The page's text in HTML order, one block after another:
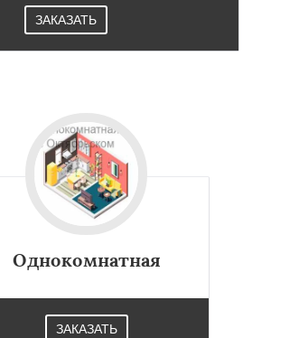
ЗАКАЗАТЬ
Однокомнатная
ЗАКАЗАТЬ